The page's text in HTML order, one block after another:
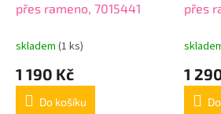
přes rameno, 7015441
skladem (1 ks)
1 190 Kč
Do košíku
přes
1